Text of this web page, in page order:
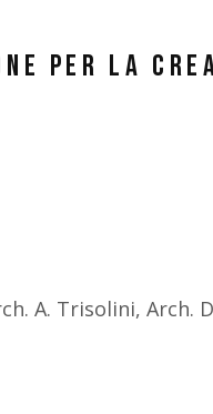
per la
A. Trisolini, Arch.